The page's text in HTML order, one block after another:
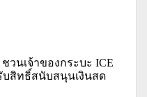
วนเจ้าของกระบะ ICE
บสิทธิ์สนับสนุนเงินสด